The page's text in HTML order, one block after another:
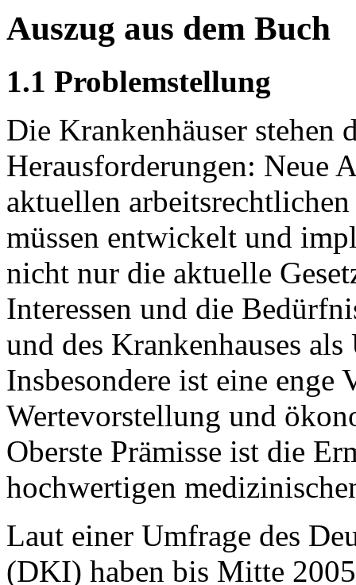
Auszug aus dem Buch
1.1 Problemstellung
Die Krankenhäuser stehen
Herausforderungen: Neue
aktuellen
müssen entwickelt und
nicht nur die aktuelle
Interessen und die
und des Krankenhauses
Insbesondere ist eine enge
Wertevorstellung und
Oberste Prämisse ist die
hochwertigen
Laut einer Umfrage des
(DKI) haben bis Mitte